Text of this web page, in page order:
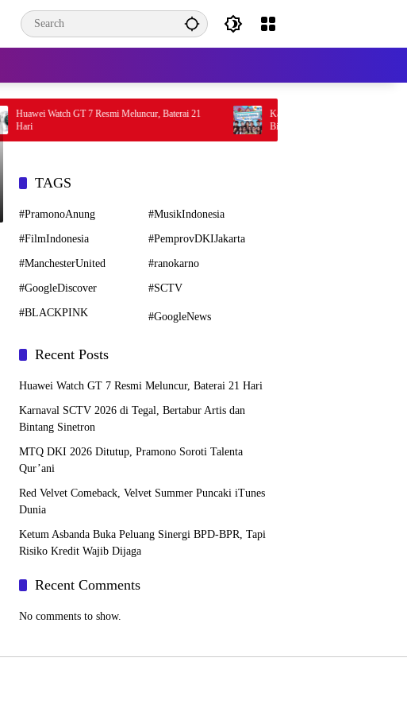
Huawei Watch GT 7 Resmi Meluncur, Baterai 21
Hari
Karnaval SCTV 2026 di Tegal,
Bintang Sinetron
TAGS
#PramonoAnung #MusikIndonesia
#FilmIndonesia #PemprovDKIJakarta
#ManchesterUnited #ranokarno
#GoogleDiscover #SCTV
#BLACKPINK #GoogleNews
Recent Posts
Huawei Watch GT 7 Resmi Meluncur, Baterai 21 Hari
Karnaval SCTV 2026 di Tegal, Bertabur Artis dan
Bintang Sinetron
MTQ DKI 2026 Ditutup, Pramono Soroti Talenta
Qur’ani
Red Velvet Comeback, Velvet Summer Puncaki iTunes
Dunia
Ketum Asbanda Buka Peluang Sinergi BPD-BPR, Tapi
Risiko Kredit Wajib Dijaga
Recent Comments
No comments to show.